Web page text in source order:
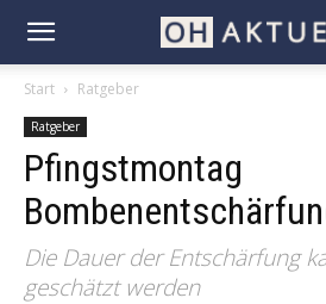
Start Ratgeber
Ratgeber
Pfingstmontag
Die Dauer der Entschärfung
geschätzt werden